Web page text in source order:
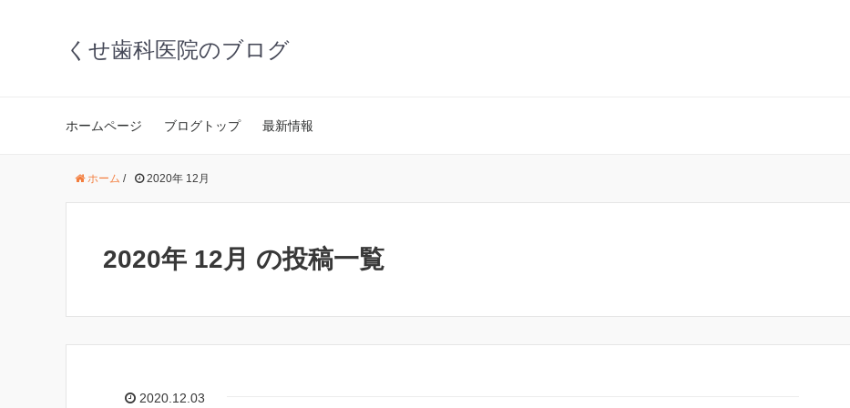
くせ歯科医院のブログ
ホームページ ブログトップ 最新情報
ホーム / 2020年 12月
2020年 12月 の投稿一覧
2020.12.03